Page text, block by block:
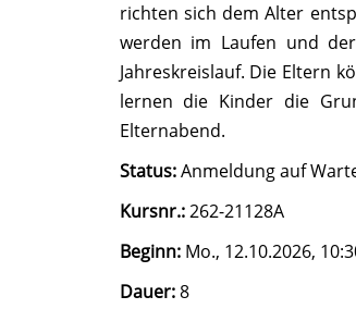
richten sich dem Alter
werden im Laufen und
Jahreskreislauf. Die Eltern
lernen die Kinder die
Elternabend.
Status: Anmeldung auf
Kursnr.:262-21128A
Beginn: Mo., 12.10.2026,
Dauer:8